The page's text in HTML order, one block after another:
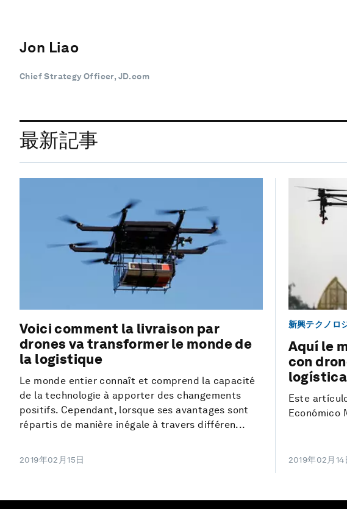
Jon Liao
Chief Strategy Officer, JD.com
最新記事
Voici comment la livraison par
drones va transformer le monde de
la logistique
Le monde entier connaît et comprend la capacité
de la technologie à apporter des changements
positifs. Cependant, lorsque ses avantages sont
répartis de manière inégale à travers différen...
2019年02月15日
新興テクノロ
Aquí le
con
Este
Económico
2019年02月14